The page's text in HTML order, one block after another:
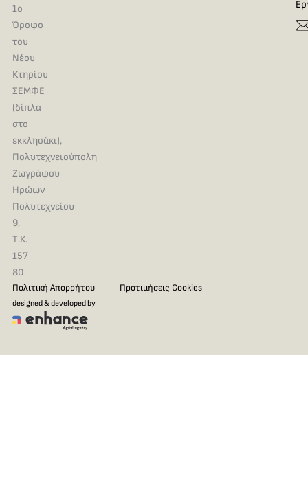
1ο
Όροφο
του
Νέου
Κτηρίου
ΣΕΜΦΕ
(δίπλα
στο
εκκλησάκι),
Πολυτεχνειούπολη
Ζωγράφου
Ηρώων
Πολυτεχνείου
9,
Τ.Κ.
157
80
Πολιτική Απορρήτου Προτιμήσεις Cookies
designed & developed by